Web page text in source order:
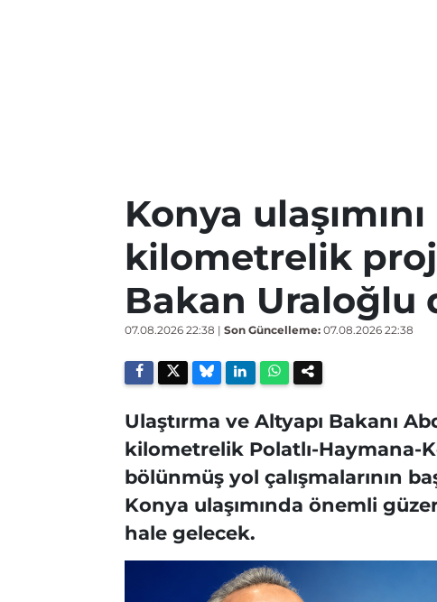
Konya
kilometrelik
Bakan Uraloğlu
07.08.2026 22:38 | Son Güncelleme: 07.08.2026 22:38
Ulaştırma ve Altyapı Bakanı
kilometrelik Polatlı-Haymana-
bölünmüş yol çalışmalarının
Konya ulaşımında önemli
hale gelecek.